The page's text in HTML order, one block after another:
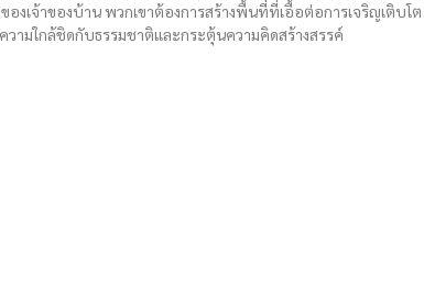
องเจ้าของบ้าน พวกเขาต้องการสร้างพื้นที่ที่เอื้อต่อการเจริญเติบโต
วามใกล้ชิดกับธรรมชาติและกระตุ้นความคิดสร้างสรรค์